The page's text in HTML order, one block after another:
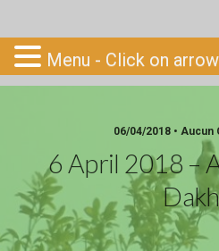
Go-
06/04/2018 •
6 April 2018 –
Menu - Click on